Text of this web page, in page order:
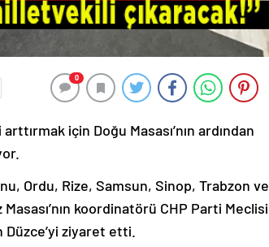
0
için Doğu Masası’nın ardından
Ordu, Rize, Samsun, Sinop, Trabzon ve
koordinatörü CHP Parti Meclisi
ziyaret etti.